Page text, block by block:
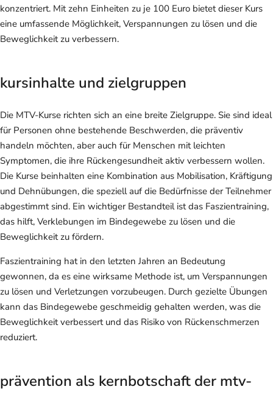
konzentriert. Mit zehn Einheiten zu je 100 Euro bietet dieser Kurs
eine umfassende Möglichkeit, Verspannungen zu lösen und die
Beweglichkeit zu verbessern.
kursinhalte und zielgruppen
Die MTV-Kurse richten sich an eine breite Zielgruppe. Sie sind ideal
für Personen ohne bestehende Beschwerden, die präventiv
handeln möchten, aber auch für Menschen mit leichten
Symptomen, die ihre Rückengesundheit aktiv verbessern wollen.
Die Kurse beinhalten eine Kombination aus Mobilisation, Kräftigung
und Dehnübungen, die speziell auf die Bedürfnisse der Teilnehmer
abgestimmt sind. Ein wichtiger Bestandteil ist das Faszientraining,
das hilft, Verklebungen im Bindegewebe zu lösen und die
Beweglichkeit zu fördern.
Faszientraining hat in den letzten Jahren an Bedeutung
gewonnen, da es eine wirksame Methode ist, um Verspannungen
zu lösen und Verletzungen vorzubeugen. Durch gezielte Übungen
kann das Bindegewebe geschmeidig gehalten werden, was die
Beweglichkeit verbessert und das Risiko von Rückenschmerzen
reduziert.
prävention als kernbotschaft der mtv-